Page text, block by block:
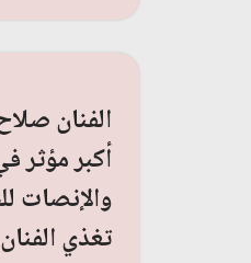
الفنان
أكبر مؤثر
والإنصات
تغذي